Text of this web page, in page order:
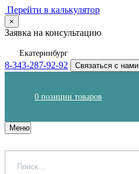
Перейти в калькулятор
×
Заявка на консультацию
Екатеринбург
8-343-287-92-92 Связаться с нами
0 позиции товаров
Меню